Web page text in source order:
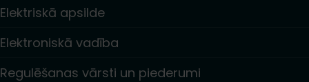
Elektriskā apsilde
Elektroniskā vadība
Regulēšanas vārsti un piederumi